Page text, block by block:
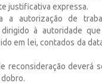
justificativa expressa.
a autorização de
dirigido à autoridade
em lei, contados da
reconsideração deverá